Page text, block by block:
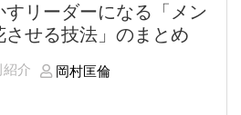
すリーダーになる「メン
せる技法」のまとめ
介 岡村匡倫